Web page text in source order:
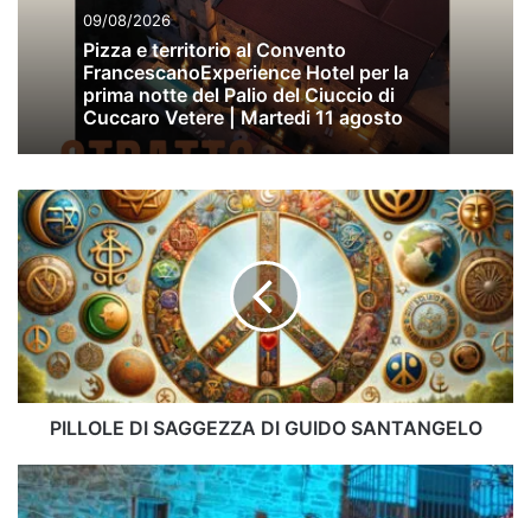
09/08/2026
Pizza e territorio al Convento
FrancescanoExperience Hotel per la
prima notte del Palio del Ciuccio di
Cuccaro Vetere | Martedi 11 agosto
PILLOLE
DI
SAGGEZZA
DI
GUIDO
SANTANGELO
PILLOLE DI SAGGEZZA DI GUIDO SANTANGELO
L'Associazione
Euphória